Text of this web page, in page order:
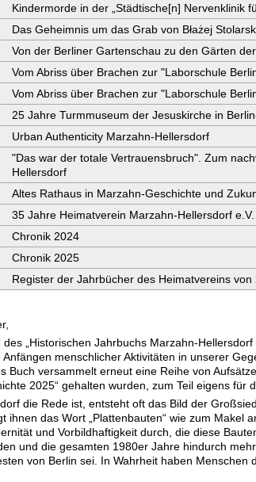
Kindermorde in der „Städtische[n] Nervenklinik
Das Geheimnis um das Grab von Błażej
Von der Berliner Gartenschau zu den Gärten
Vom Abriss über Brachen zur "Laborschule
Vom Abriss über Brachen zur "Laborschule
25 Jahre Turmmuseum der Jesuskirche in
Urban Authenticity Marzahn-Hellersdorf
"Das war der totale Vertrauensbruch". Zum
Hellersdorf
Altes Rathaus in Marzahn-Geschichte und
35 Jahre Heimatverein Marzahn-Hellersdorf e.V.
Chronik 2024
Chronik 2025
Register der Jahrbücher des Heimatvereins von
„Historischen Jahrbuchs Marzahn-
menschlicher Aktivitäten in unserer
Buch versammelt erneut eine Reihe von
2025“ gehalten wurden, zum Teil eigens für
die Rede ist, entsteht oft das Bild der
ihnen das Wort „Plattenbauten“ wie zum Makel
und Vorbildhaftigkeit durch, die diese
und die gesamten 1980er Jahre hindurch
von Berlin sei. In Wahrheit haben